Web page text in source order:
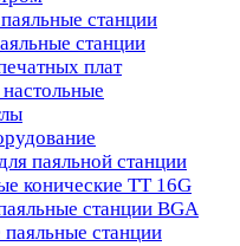
станции
станции
плат
паяльной станции
конические TT 16G
станции BGA
станции